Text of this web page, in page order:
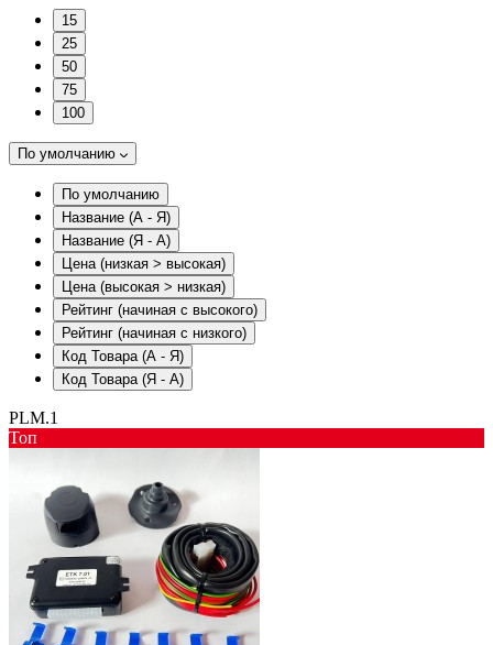
15
25
50
75
100
По умолчанию
По умолчанию
Название (А - Я)
Название (Я - А)
Цена (низкая > высокая)
Цена (высокая > низкая)
Рейтинг (начиная с высокого)
Рейтинг (начиная с низкого)
Код Товара (А - Я)
Код Товара (Я - А)
PLM.1
Toп